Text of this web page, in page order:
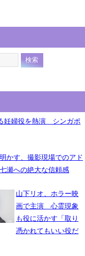
妊婦役を熱演 シンガポ
かす、撮影現場でのアド
瀬への絶大な信頼感
山下リオ、ホラー映
画で主演 心霊現象
も役に活かす「取り
憑かれてもいい役だ